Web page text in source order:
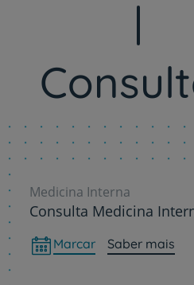
Medicina Interna
Consulta Medicina
Marcar Saber mais